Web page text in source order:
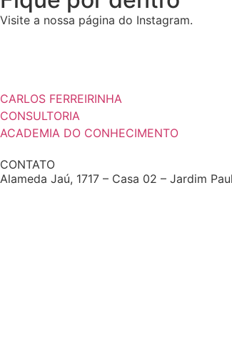
Visite a nossa página do Instagram.
CARLOS FERREIRINHA
CONSULTORIA
ACADEMIA DO CONHECIMENTO
CONTATO
Alameda Jaú, 1717 – Casa 02 – Jardim